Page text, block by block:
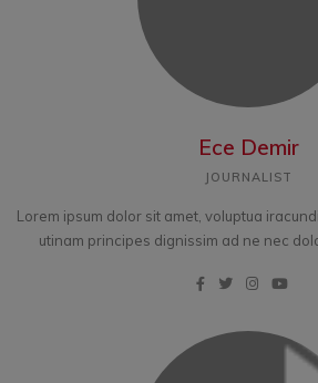
Ece Demir
JOURNALIST
Lorem ipsum dolor sit amet, voluptua
utinam principes dignissim ad ne nec